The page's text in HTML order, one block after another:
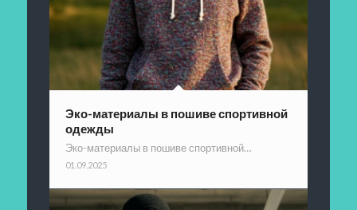
Эко-материалы в пошиве спортивной
одежды
Эко-материалы в пошиве спортивной…
01.09.2025